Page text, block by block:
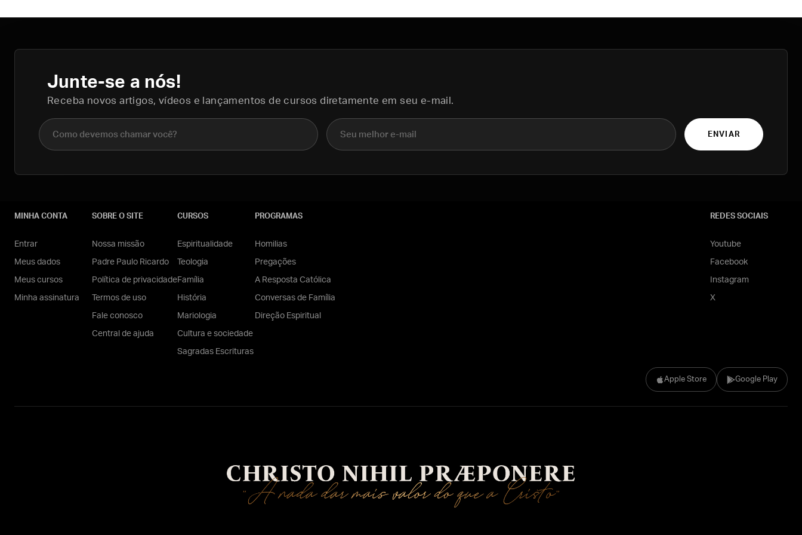
Junte-se a nós!
Receba novos artigos, vídeos e lançamentos de cursos diretamente em seu e-mail.
Nome completo E-mail
ENVIAR
Apple Store Google Play
MINHA CONTA
Entrar
Meus dados
Meus cursos
Minha assinatura
SOBRE O SITE
Nossa missão
Padre Paulo Ricardo
Política de privacidade
Termos de uso
Fale conosco
Central de ajuda
CURSOS
Espiritualidade
Teologia
Família
História
Mariologia
Cultura e sociedade
Sagradas Escrituras
PROGRAMAS
Homilias
Pregações
A Resposta Católica
Conversas de Família
Direção Espiritual
REDES SOCIAIS
Youtube
Facebook
Instagram
X